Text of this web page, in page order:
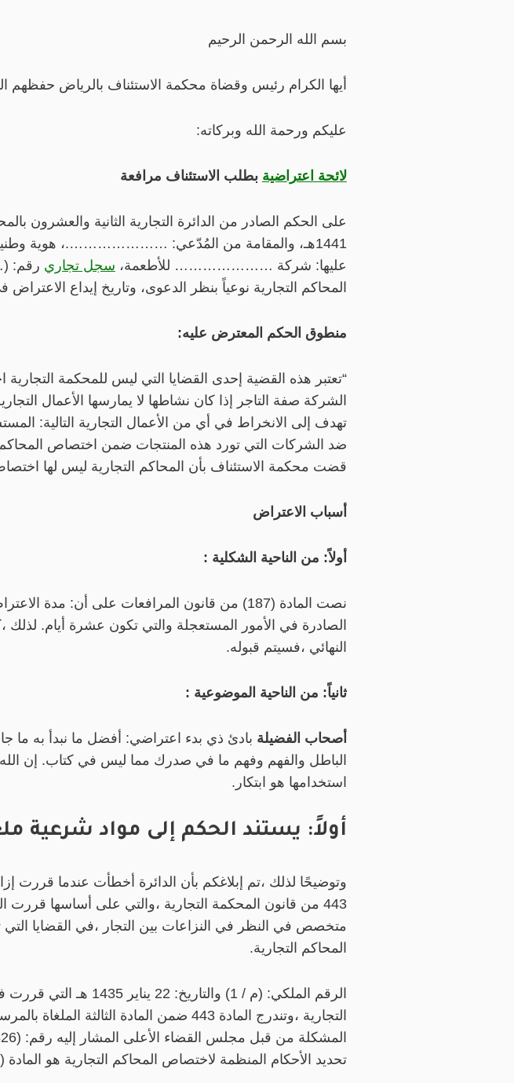
بسم الله الرحمن الرحيم
أيها الكرام رئيس وقضاة محكمة الاستئناف بالرياض حفظهم
عليكم ورحمة الله وبركاته:
لائحة اعتراضية بطلب الاستئناف مرافعة
على الحكم الصادر من الدائرة التجارية الثانية
1441هـ، والمقامة من المُدّعي: ………………….،
عليها: شركة ………………… للأطعمة، سجل تجاري رقم:
المحاكم التجارية نوعياً بنظر الدعوى، وتاريخ إيداع الاعتراض في: ../10/
منطوق الحكم المعترض عليه:
“تعتبر هذه القضية إحدى القضايا التي ليس للمحكمة
الشركة صفة التاجر إذا كان نشاطها لا يمارسها الأعمال
تهدف إلى الانخراط في أي من الأعمال التجارية التالية:
قضت محكمة الاستئناف بأن المحاكم التجارية ليس لها
أسباب الاعتراض
أولاً: من الناحية الشكلية :
نصت المادة (187) من قانون المرافعات على أن:
الصادرة في الأمور المستعجلة والتي تكون عشرة أيام. لذلك
النهائي ،فسيتم قبوله.
ثانياً: من الناحية الموضوعية :
أصحاب الفضيلة بادئ ذي بدء اعتراضي: أفضل ما نبدأ به
الباطل والفهم وفهم ما في صدرك مما ليس في كتاب. إن الله
استخدامها هو ابتكار.
أولاً: يستند الحكم إلى مواد شرعية
وتوضيحًا لذلك ،تم إبلاغكم بأن الدائرة أخطأت عندما قررت
443 من قانون المحكمة التجارية ،والتي على أساسها
المحاكم التجارية.
التجارية ،وتندرج المادة 443 ضمن المادة
تحديد الأحكام المنظمة لاختصاص المحاكم التجارية هو المادة (35) من نظام المرافعات الشرعية.